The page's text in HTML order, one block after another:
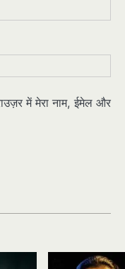
में मेरा नाम, ईमेल और